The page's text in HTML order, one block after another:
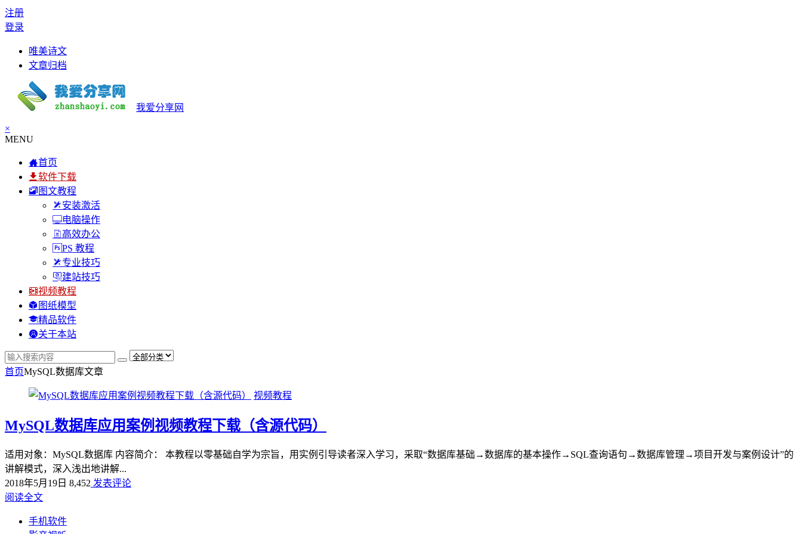
注册
登录
唯美诗文
文章归档
我爱分享网
×
MENU
首页
软件下载
图文教程
安装激活
电脑操作
高效办公
PS 教程
专业技巧
建站技巧
视频教程
图纸模型
精品软件
关于本站
首页MySQL数据库文章
视频教程
MySQL数据库应用案例视频教程下载（含源代码）
适用对象：MySQL数据库 内容简介： 本教程以零基础自学为宗旨，用实例引导读者深入学习，采取“数据库基础→数据库的基本操作→SQL查询语句→数据库管理→项目开发与案例设计”的
讲解模式，深入浅出地讲解...
2018年5月19日 8,452 发表评论
阅读全文
手机软件